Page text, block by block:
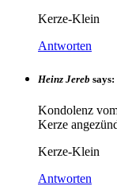
Kerze-Klein
Antworten
Heinz Jereb says:
Kondolenz
Kerze
Kerze-Klein
Antworten